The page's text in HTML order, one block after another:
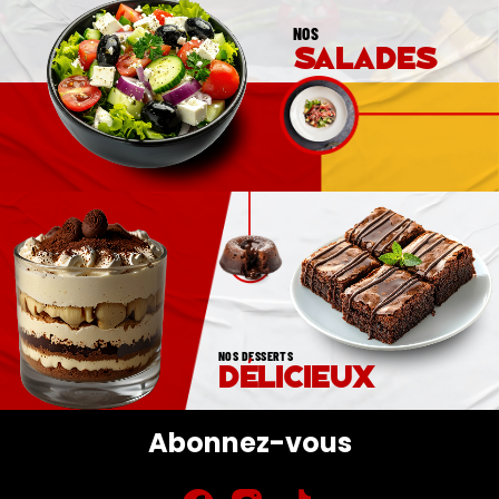
NOS
salades
NOS DESSERTS
délicieux
Abonnez-vous